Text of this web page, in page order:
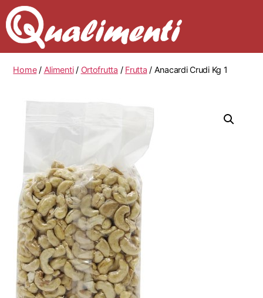
Home/ Alimenti/ Ortofrutta / Frutta / Anacardi Crudi Kg 1